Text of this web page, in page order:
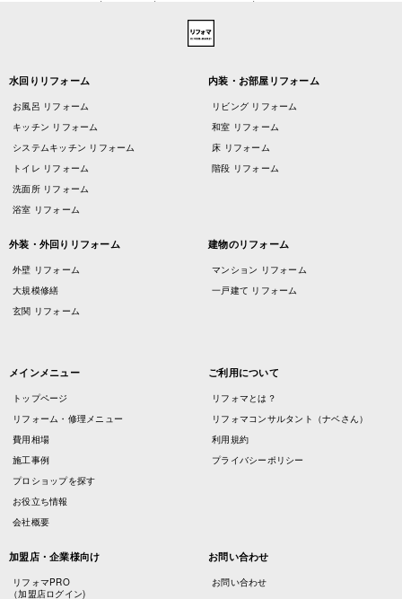
水回りリフォーム
お風呂 リフォーム
キッチン リフォーム
システムキッチン リフォーム
トイレ リフォーム
洗面所 リフォーム
浴室 リフォーム
内装・お部屋リフォーム
リビング リフォーム
和室 リフォーム
床 リフォーム
階段 リフォーム
外装・外回りリフォーム
外壁 リフォーム
大規模修繕
玄関 リフォーム
建物のリフォーム
マンション リフォーム
一戸建て リフォーム
メインメニュー
トップページ
リフォーム・修理メニュー
費用相場
施工事例
プロショップを探す
お役立ち情報
会社概要
ご利用について
リフォマとは？
リフォマコンサルタント（ナベさん）
利用規約
プライバシーポリシー
加盟店・企業様向け
リフォマPRO
（加盟店ログイン)
お問い合わせ
お問い合わせ